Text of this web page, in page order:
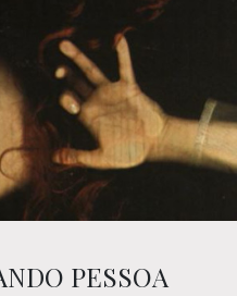
PESSOA